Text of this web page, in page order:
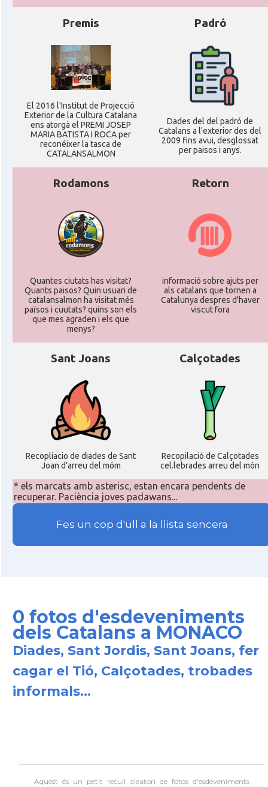
Premis
El 2016 l'Institut de Projecció
Exterior de la Cultura Catalana
ens atorgà el PREMI JOSEP
MARIA BATISTA I ROCA per
reconéixer la tasca de
CATALANSALMON
Padró
Dades del del padró de
Catalans a l'exterior des del
2009 fins avui, desglossat
per paisos i anys.
Rodamons
Quantes ciutats has visitat?
Quants paisos? Quin usuari de
catalansalmon ha visitat més
països i cuutats? quins son els
que mes agraden i els que
menys?
Retorn
informació sobre ajuts per
als catalans que tornen a
Catalunya despres d'haver
viscut fora
Sant Joans
Recopliacio de diades de Sant
Joan d'arreu del móm
Calçotades
Recopilació de Calçotades
cel.lebrades arreu del món
* els marcats amb asterisc, estan encara pendents de
recuperar. Paciència joves padawans...
Fes un cop d'ull a la llista sencera
0 fotos d'esdeveniments
dels Catalans a MONACO
Diades, Sant Jordis, Sant Joans, fer
cagar el Tió, Calçotades, trobades
informals...
Aquest és un petit recull aleatori defotos d'esdeveniments